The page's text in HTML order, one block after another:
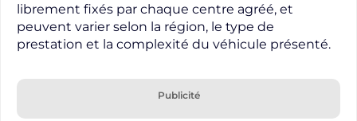
librement fixés par chaque centre agréé, et
peuvent varier selon la région, le type de
prestation et la complexité du véhicule présenté.
Publicité